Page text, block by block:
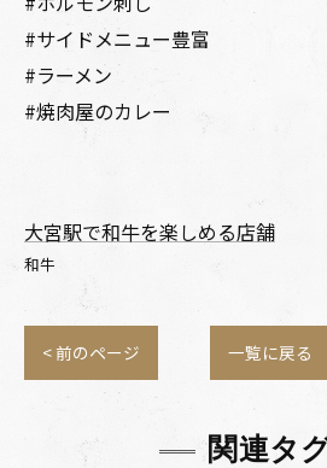
#サイドメニュー豊富
#ラーメン
#焼肉屋のカレー
大宮駅で和牛を楽しめる店舗
和牛
< 前のページ 一覧に戻る
関連タ